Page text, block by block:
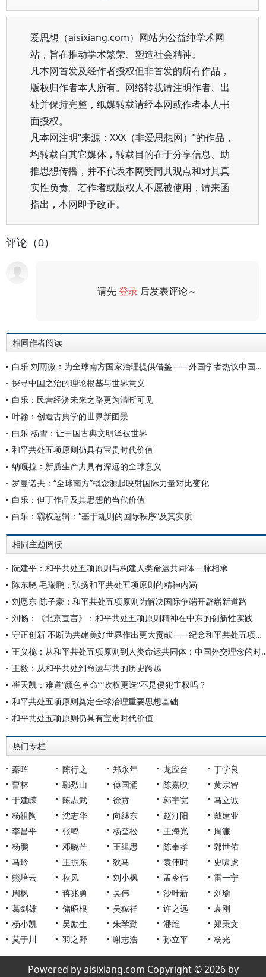
爱思想（aisixiang.com）网站为公益纯学术网
站，旨在推动学术繁荣、塑造社会精神。
凡本网首发及经作者授权但非首发的所有作品，
版权归作者本人所有。网络转载请注明作者、出
处并保持完整，纸媒转载请经本网或作者本人书
面授权。
凡本网注明“来源：XXX（非爱思想网）”的作品，
均转载自其它媒体，转载目的在于分享信息、助
推思想传播，并不代表本网赞同其观点和对其真
实性负责。若作者或版权人不愿被使用，请来函
指出，本网即予改正。
评论（0）
请先登录 后发表评论～
相同作者阅读
白乐 刘雨微：为全球南方国家治理提供借鉴——外国学者热议中国共产党治理经验
探寻中国之治的理论根基与世界意义
白乐：民营经济未来之路更为清晰可见
叶翰：创造古典学的世界新图景
白乐 杨雪：让中国古典文明泽被世界
和平共处五项原则仍具有宝贵时代价值
纳嘎拉：新质生产力具有深远的全球意义
罗曼诺夫：“全球南方”概念源起映射国际力量对比变化
白乐：但丁作品及其思想的当代价值
白乐：霸权逻辑：“基于规则的国际秩序”及其实质
相同主题阅读
阮建平：和平共处五项原则与构建人类命运共同体一脉相承
陈东晓 毛瑞鹏：弘扬和平共处五项原则的精神内涵
刘恩东 陈子豪：和平共处五项原则为解决国际争端开辟崭新道路
刘畅：《北京宣言》：和平共处五项原则精神在中东的创新性实践
守正创新 不断为共建美好世界作出更大贡献——纪念和平共处五项原则发表70周年
王义桅：从和平共处五项原则
王毅：从和平共处到命运与共的历史跨越
崔天凯：难道“颜色革命”“政权更迭”不是侵犯主权吗？
和平共处五项原则奠定全球治理重要思想基础
和平共处五项原则仍具有宝贵时代价值
热门专栏
秦晖 陈行之 郑永年 龙应台
丁学良
曹林
鄢烈山 傅国涌 陈嘉映
黄宗智
于建嵘
陈志武 徐贲 郭宇宽
马立诚
杨祖陶
沈志华 向继东 赵汀阳
戴建业
李昌平
张鸣 杨奎松 王海光
周濂
杨鹏
邓晓芒 王缉思 陈奉孝
郭世佑
马玲
王振东 狄马 袁伟时
史啸虎
熊培云
秋风 刘小枫 孟令伟
雷一宁
周枫
蒋兆勇 吴伟 沙叶新
刘瑜
葛剑雄
储昭根 吴稼祥 许之远
袁刚
杨小凯
吴励生 朱学勤 潘维
郑秉文
莫于川
羽之野 谢志浩 孙立平 杨光
Powered by aisixiang.com Copyright © 2026 by